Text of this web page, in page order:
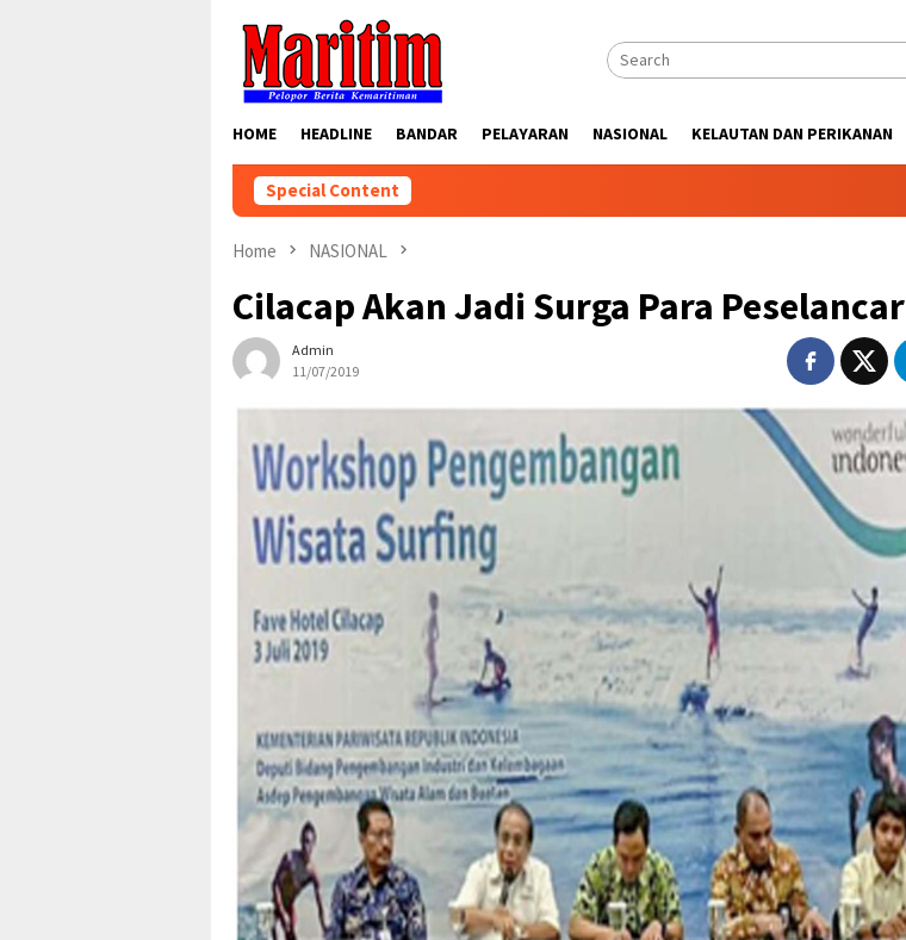
content
HOME HEADLINE BANDAR PELAYARAN NASIONAL KELAUTAN DAN PERIKANAN
Special Content
Home NASIONAL
Cilacap Akan Jadi Surga Para Peselancar
Admin
11/07/2019